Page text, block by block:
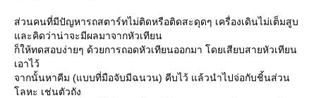
ส่วนคนที่มีปัญหารถสตาร์ทไม่ติดหรือติดสะดุดๆ เครื่องเดินไม่เต็มสูบ
ละคิดว่าน่าจะมีผลมาจากหัวเทียน
ก็ให้ทดสอบง่ายๆ ด้วยการถอดหัวเทียนออกมา โดยเสียบสายหัวเทียน
เอาไว้
จากนั้นหาคีม (แบบที่มือจับมีฉนวน) คีบไว้ แล้วนำไปจ่อกับชิ้นส่วน
ลหะ เช่นตัวถัง